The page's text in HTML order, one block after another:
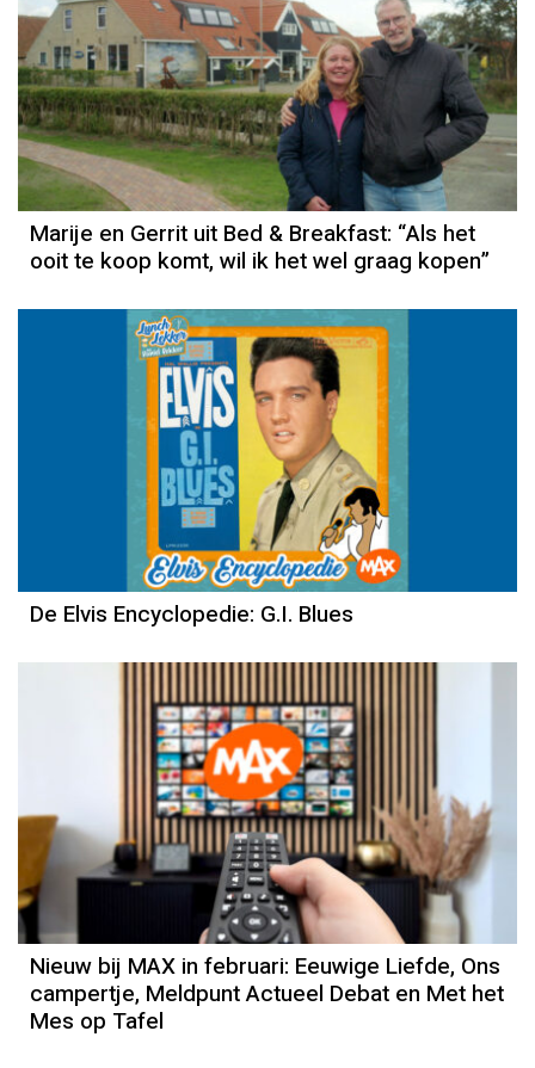
Marije en Gerrit uit Bed & Breakfast: “Als het
ooit te koop komt, wil ik het wel graag kopen”
De Elvis Encyclopedie: G.I. Blues
Nieuw bij MAX in februari: Eeuwige Liefde, Ons
campertje, Meldpunt Actueel Debat en Met het
Mes op Tafel